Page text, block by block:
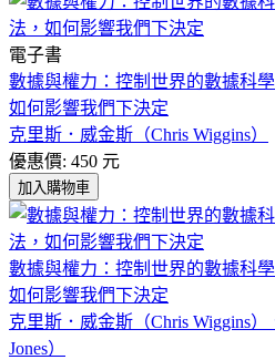
電子書
數據與權力：控制世界的數據科
如何影響我們下決定
克里斯．威金斯（Chris Wiggins）
優惠價: 450 元
加入購物車
數據與權力：控制世界的數據科
如何影響我們下決定
克里斯．威金斯（Chris Wiggins
Jones）